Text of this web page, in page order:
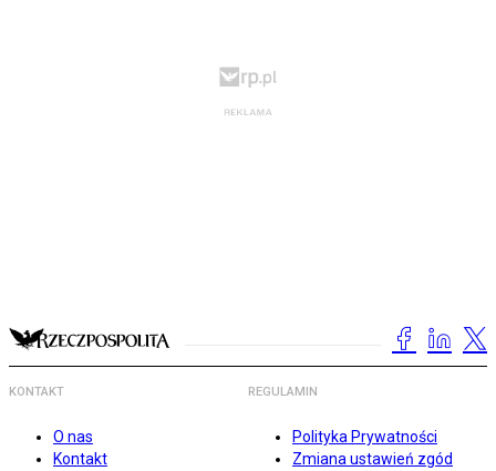
KONTAKT
O nas
Kontakt
REGULAMIN
Polityka Prywatności
Zmiana ustawień zgód